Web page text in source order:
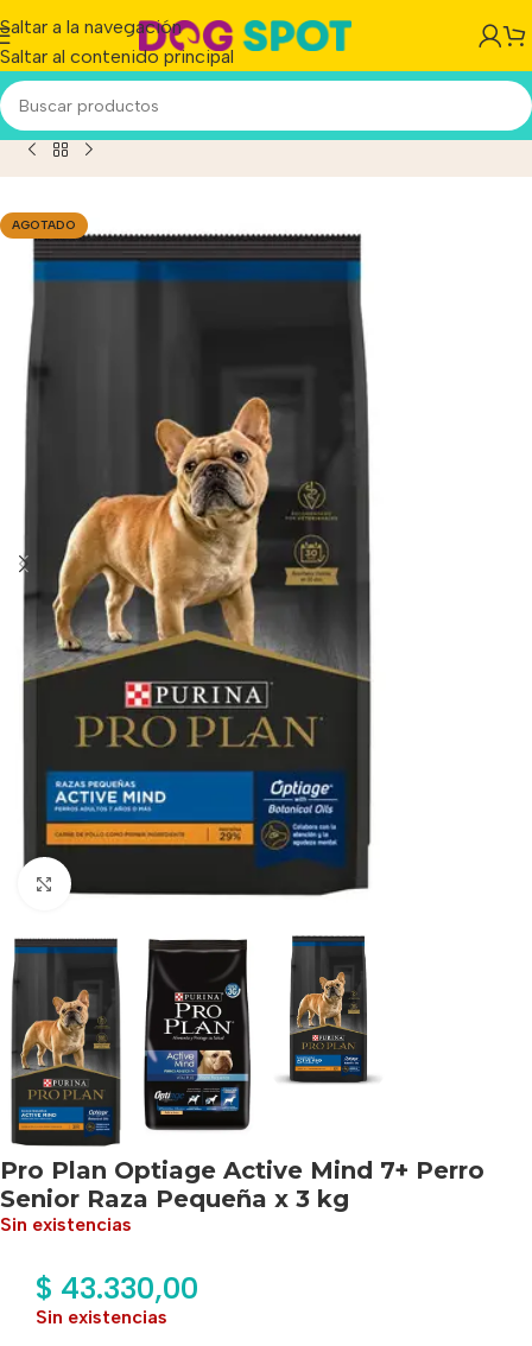
Saltar a la navegación
Saltar al contenido principal
Active Mind 7+ Perro Senior Raza Pequeña x 3 kg
AGOTADO
Haga clic para ampliar
Pro Plan Optiage Active Mind 7+ Perro
Senior Raza Pequeña x 3 kg
Sin existencias
$ 43.330,00
Sin existencias